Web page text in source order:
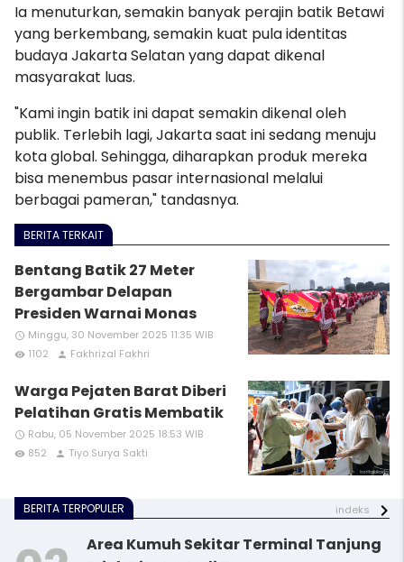
Ia menuturkan, semakin banyak perajin batik Betawi
yang berkembang, semakin kuat pula identitas
budaya Jakarta Selatan yang dapat dikenal
masyarakat luas.
"Kami ingin batik ini dapat semakin dikenal oleh
publik. Terlebih lagi, Jakarta saat ini sedang menuju
kota global. Sehingga, diharapkan produk mereka
bisa menembus pasar internasional melalui
berbagai pameran," tandasnya.
BERITA TERKAIT
Bentang Batik 27 Meter
Bergambar Delapan
Presiden Warnai Monas
access_time Minggu, 30 November 2025 11:35 WIB
remove_red_eye 1102 person Fakhrizal Fakhri
Warga Pejaten Barat Diberi
Pelatihan Gratis Membatik
access_time Rabu, 05 November 2025 18:53 WIB
remove_red_eye 852 person Tiyo Surya Sakti
BERITA TERPOPULER indeks
Area Kumuh Sekitar Terminal Tanjung